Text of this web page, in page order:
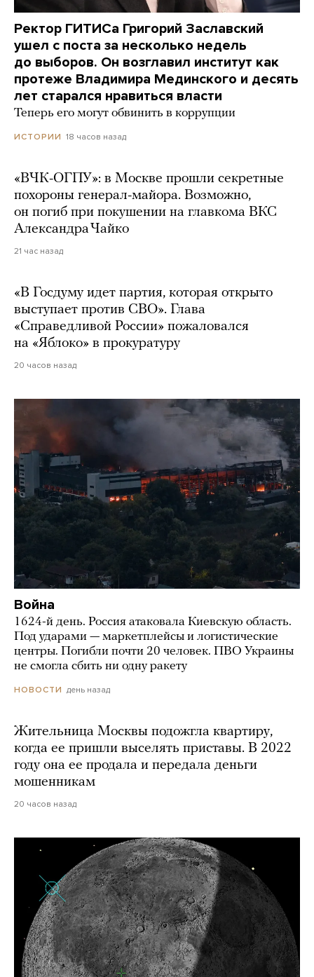
Ректор ГИТИСа Григорий Заславский
ушел с поста за несколько недель
до выборов. Он возглавил институт как
протеже Владимира Мединского и десять
лет старался нравиться власти
Теперь его могут обвинить в коррупции
ИСТОРИИ 18 часов назад
«ВЧК-ОГПУ»: в Москве прошли секретные
похороны генерал-майора. Возможно,
он погиб при покушении на главкома ВКС
Александра Чайко
21 час назад
«В Госдуму идет партия, которая открыто
выступает против СВО». Глава
«Справедливой России» пожаловался
на «Яблоко» в прокуратуру
20 часов назад
Война
1624-й день. Россия атаковала Киевскую область.
Под ударами — маркетплейсы и логистические
центры. Погибли почти 20 человек. ПВО Украины
не смогла сбить ни одну ракету
НОВОСТИ день назад
Жительница Москвы подожгла квартиру,
когда ее пришли выселять приставы. В 2022
году она ее продала и передала деньги
мошенникам
20 часов назад